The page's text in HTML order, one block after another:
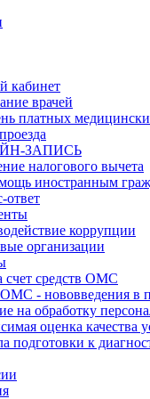
кабинет
врачей
платных
ЗАПИСЬ
налогового вычета
иностранным
ответ
коррупции
организации
средств ОМС
- нововведения в
на обработку
оценка качества
подготовки к